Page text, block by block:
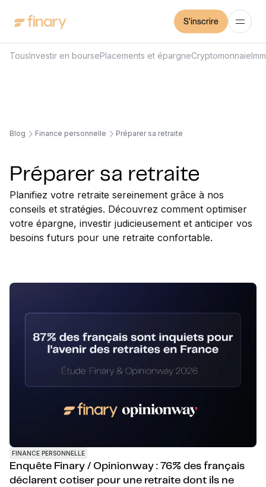
S'inscrire
TousInvestir en boursePlacements et épargneCryptomonnaie
Blog Finance personnelle Préparer sa retraite
Préparer sa retraite
Planifiez votre retraite sereinement grâce à nos
conseils et stratégies. Découvrez comment optimiser
votre épargne, investir judicieusement et anticiper vos
besoins futurs pour une retraite confortable.
FINANCE PERSONNELLE
Enquête Finary / Opinionway : 76% des français
déclarent cotiser pour une retraite dont ils ne